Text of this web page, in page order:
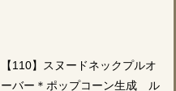
【110】スヌードネックプルオ
ーバー＊ポップコーン生成 ル